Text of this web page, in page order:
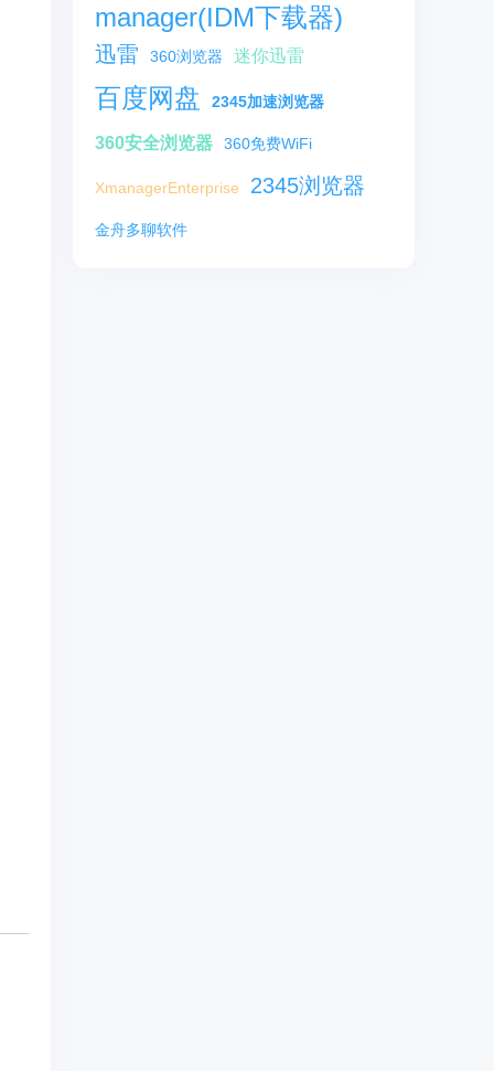
manager(IDM下载器)
迅雷 360浏览器 迷你迅雷
百度网盘 2345加速浏览器
360安全浏览器 360免费WiFi
XmanagerEnterprise 2345浏览器
金舟多聊软件